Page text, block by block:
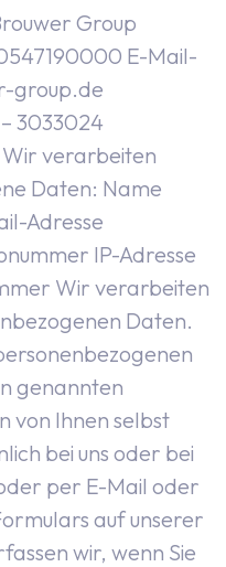
Group
E-Mail-
group.de
3033024
Wir verarbeiten
Daten: Name
Adresse
IP-Adresse
Wir verarbeiten
Daten.
genannten
von Ihnen selbst
bei uns oder bei
per E-Mail oder
auf unserer
wir, wenn Sie